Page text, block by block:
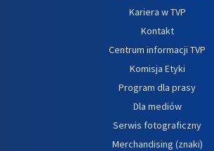
Kariera w TVP
Kontakt
Centrum informacji TVP
Komisja Etyki
Program dla prasy
Dla mediów
Serwis fotograficzny
Merchandising (znaki)